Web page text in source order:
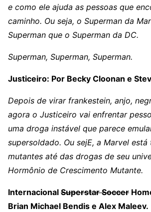
e como ele ajuda as pessoas que
caminho. Ou seja, o Superman da
Superman que o Superman da DC.
Superman, Superman, Superman.
Justiceiro: Por Becky Cloonan e
Depois de virar frankestein, anjo,
agora o Justiceiro vai enfrentar
uma droga instável que parece
supersoldado. Ou sejE, a Marvel
mutantes até das drogas de seu
Hormônio de Crescimento Mutante.
Internacional Superstar Soccer
Brian Michael Bendis e Alex Maleev.